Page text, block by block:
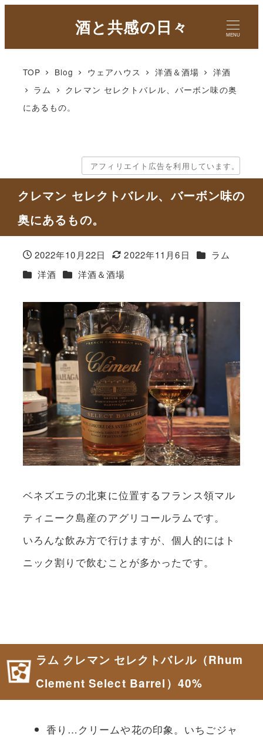
酒と共感の日々 MENU
TOP Blog ウェアハウス 洋酒＆酒場
洋酒
ラム
クレマン セレクトバレル、バーボン味の奥
にあるもの。
アフィリエイト広告を利用しています。
クレマン セレクトバレル、バーボン味の
奥にあるもの。
2022年10月22日 2022年11月6日 カテゴリー
ラム
カテゴリー
洋酒 カテゴリー
洋酒＆酒場
ベネズエラの北東に位置するフランス領マル
ティニーク島産のアグリコールラムです。
いろんな飲み方で行けますが、個人的にはト
ニック割りで飲むことが多かったです。
ラム クレマン セレクトバレル（Rhum
Clement Select Barrel）40%
香り…クリームや花の印象。いちごジャ